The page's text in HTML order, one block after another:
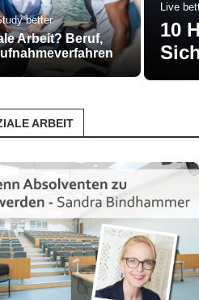
Live
10
better.
Arbeit? Beruf,
ARBEIT